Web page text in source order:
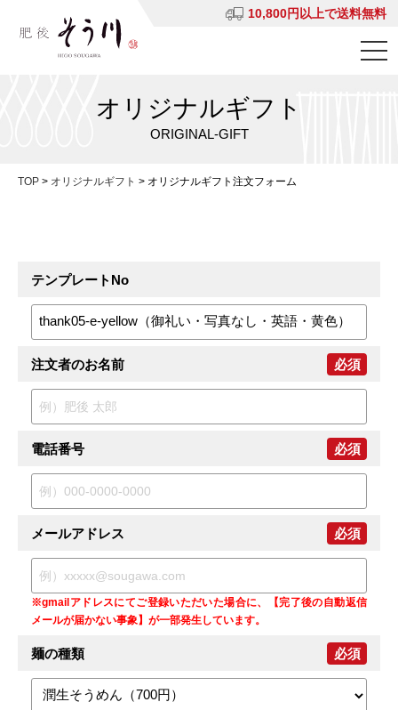
10,800円以上で送料無料
オリジナルギフト
ORIGINAL-GIFT
TOP > オリジナルギフト > オリジナルギフト注文フォーム
テンプレートNo
注文者のお名前 必須
電話番号 必須
メールアドレス 必須
※gmailアドレスにてご登録いただいた場合に、【完了後の自動返信
メールが届かない事象】が一部発生しています。
麺の種類 必須